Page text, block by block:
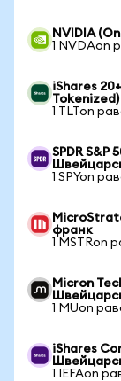
NVIDIA
1 NVDAon
iShares
1 TLTon
SPDR S&P
1 SPYon
франк
1 MSTRon
Micron
1 MUon
iShares
1 IEFAon